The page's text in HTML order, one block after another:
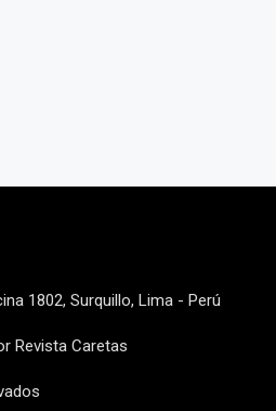
1802, Surquillo, Lima - Perú
Revista Caretas